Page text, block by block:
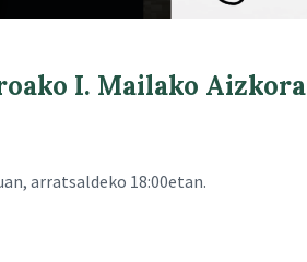
I. Mailako Aizkora
arratsaldeko 18:00etan.